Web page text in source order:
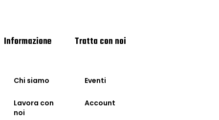
Informazione
Chi siamo
Lavora con
noi
Tratta con noi
Eventi
Account